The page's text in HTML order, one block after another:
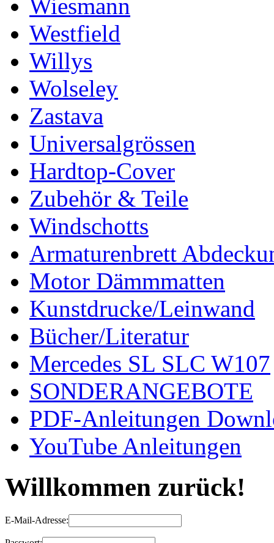
Wiesmann
Westfield
Willys
Wolseley
Zastava
Universalgrössen
Hardtop-Cover
Zubehör & Teile
Windschotts
Armaturenbrett
Motor Dämmmatten
Kunstdrucke/Leinwand
Bücher/Literatur
Mercedes SL SLC W107
SONDERANGEBOTE
PDF-Anleitungen
YouTube Anleitungen
Willkommen zurück!
E-Mail-Adresse: